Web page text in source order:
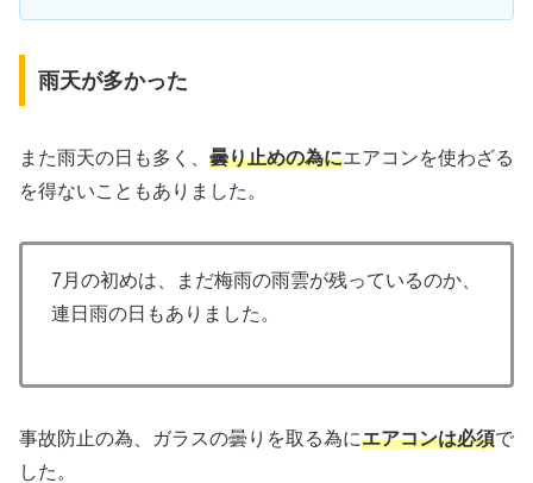
雨天が多かった
また雨天の日も多く、 曇り止めの為にエアコンを使わざる
を得ないこともありました。
7月の初めは、まだ梅雨の雨雲が残っているのか、
連日雨の日もありました。
事故防止の為、ガラスの曇りを取る為にエアコンは必須で
した。